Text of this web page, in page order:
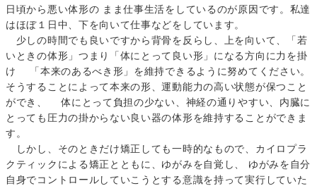
日頃から悪い体形の まま仕事生活をしているのが原因です。私達
はほぼ１日中、下を向いて仕事などをしています。
少しの時間でも良いですから背骨を反らし、上を向いて、「若
いときの体形」つまり「体にとって良い形」になる方向に力を掛
け 「本来のあるべき形」を維持できるように努めてください。
そうすることによって本来の形、運動能力の高い状態が保つこと
ができ、 体にとって負担の少ない、神経の通りやすい、内臓に
とっても圧力の掛からない良い器の体形を維持することができま
す。
しかし、そのときだけ矯正しても一時的なもので、カイロプラ
クティックによる矯正とともに、ゆがみを自覚し、 ゆがみを自分
自身でコントロールしていこうとする意識を持って実行していた